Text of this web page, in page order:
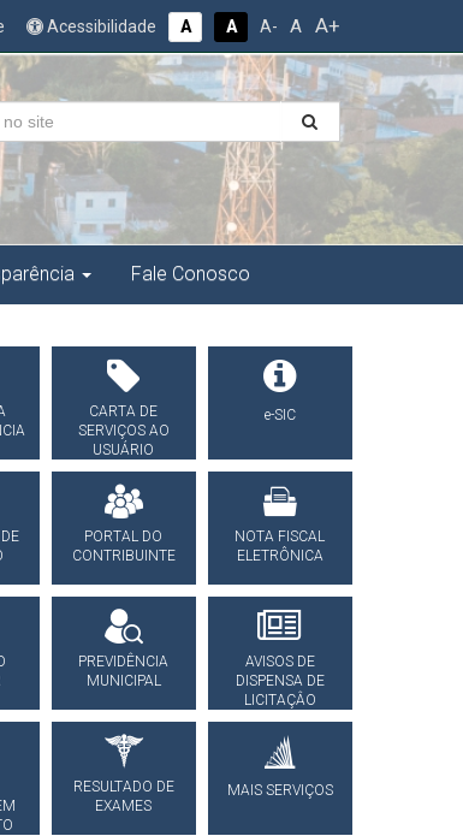
Acessibilidade A A A- A A+
Fale Conosco
CARTA DE
SERVIÇOS AO
USUÁRIO
e-SIC
PORTAL DO
CONTRIBUINTE
NOTA FISCAL
ELETRÔNICA
PREVIDÊNCIA
MUNICIPAL
AVISOS DE
DISPENSA DE
LICITAÇÂO
RESULTADO DE
EXAMES
MAIS SERVIÇOS